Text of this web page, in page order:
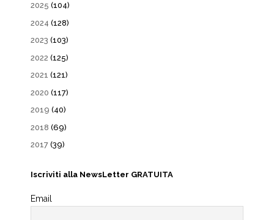
2025 (104)
2024 (128)
2023 (103)
2022 (125)
2021 (121)
2020 (117)
2019 (40)
2018 (69)
2017 (39)
Iscriviti alla NewsLetter GRATUITA
Email